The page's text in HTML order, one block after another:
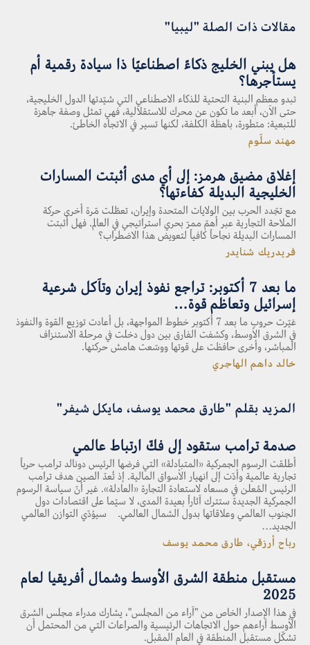
مقالات ذات الصلة "ليبيا"
هل يبني الخليج ذكاءً اصطناعيًا ذا سيادة رقمية أم
يستأجرها؟
تبدو معظم البنية التحتية للذكاء الاصطناعي التي شيّدتها الدول الخليجية،
حتى الآن، أبعد ما تكون عن محرك للاستقلالية، فهي تمثل وصفة جاهزة
للتبعية: متطورة، باهظة الكلفة، لكنها تسير في الاتجاه الخاطئ.
مهند سلّوم
إغلاق مضيق هرمز: إلى أي مدى أثبتت المسارات
الخليجية البديلة كفاءتها؟
مع تجّدد الحرب بين الولايات المتحدة وإيران، تعطّلت مّرة أخرى حركة
الملاحة التجارية عبر أهمّ ممرّ بحري استراتيجي في العالم. فهل أثبتت
المسارات البديلة نجاحاً كافياً لتعويض هذا الاضطراب؟
فريدريك شنايدر
ما بعد 7 أكتوبر: تراجع نفوذ إيران وتآكل شرعية
إسرائيل وتعاظم قوة…
غيّرت حروب ما بعد 7 أكتوبر خطوط المواجهة، بل أعادت توزيع القوة والنفوذ
في الشرق الأوسط، وكشفت الفارق بين دول دخلت في مرحلة الاستنزاف
المباشر، وأخرى حافظت على قوتها ووسّعت هامش حركتها.
خالد داهم الهاجري
المزيد بقلم "طارق محمد يوسف، مايكل شيفر"
صدمة ترامب ستقود إلى فكّ ارتباط عالمي
أطلقت الرسوم الجمركية «المتبادلة» التي فرضها الرئيس دونالد ترامب حرباً
تجارية عالمية وأدّت إلى انهيار الأسواق المالية. إذ تُعدّ الصين هدف ترامب
الرئيس المُعلن في مسعاه لاستعادة التجارة «العادلة». غير أنّ سياسة الرسوم
الجمركية الجديدة ستترك آثاراً بعيدة المدى، لا سيّما على اقتصادات دول
الجنوب العالمي وعلاقاتها بدول الشمال العالمي. سيؤدّي التوازن العالمي
الجديد…
رباح أرزقي، طارق محمد يوسف
مستقبل منطقة الشرق الأوسط وشمال أفريقيا لعام
2025
في هذا الإصدار الخاص من "آراء من المجلس"، يشارك مدراء مجلس الشرق
الأوسط آراءهم حول الاتجاهات الرئيسية والصراعات التي من المحتمل أن
تشكّل مستقبل المنطقة في العام المقبل.